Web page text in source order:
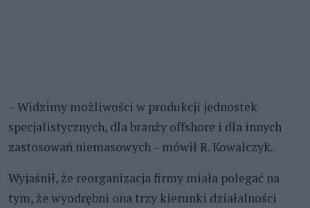
– Widzimy możliwości w produkcji jednostek
specjalistycznych, dla branży offshore i dla innych
zastosowań niemasowych – mówił R. Kowalczyk.
Wyjaśnił, że reorganizacja firmy miała polegać na
tym, że wyodrębni ona trzy kierunki działalności